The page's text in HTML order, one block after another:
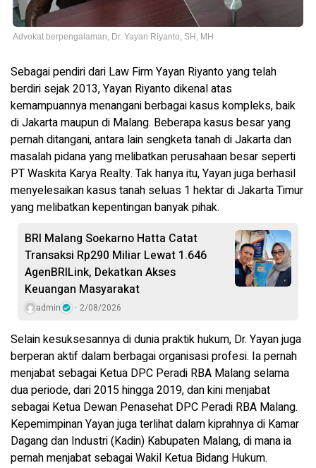
Advokat berpengalaman, Dr. Yayan Riyanto, SH, MH
Sebagai pendiri dari Law Firm Yayan Riyanto yang telah
berdiri sejak 2013, Yayan Riyanto dikenal atas
kemampuannya menangani berbagai kasus kompleks, baik
di Jakarta maupun di Malang. Beberapa kasus besar yang
pernah ditangani, antara lain sengketa tanah di Jakarta dan
masalah pidana yang melibatkan perusahaan besar seperti
PT Waskita Karya Realty. Tak hanya itu, Yayan juga berhasil
menyelesaikan kasus tanah seluas 1 hektar di Jakarta Timur
yang melibatkan kepentingan banyak pihak.
BRI Malang Soekarno Hatta Catat
Transaksi Rp290 Miliar Lewat 1.646
AgenBRILink, Dekatkan Akses
Keuangan Masyarakat
admin 2/08/2026
Selain kesuksesannya di dunia praktik hukum, Dr. Yayan juga
berperan aktif dalam berbagai organisasi profesi. Ia pernah
menjabat sebagai Ketua DPC Peradi RBA Malang selama
dua periode, dari 2015 hingga 2019, dan kini menjabat
sebagai Ketua Dewan Penasehat DPC Peradi RBA Malang.
Kepemimpinan Yayan juga terlihat dalam kiprahnya di Kamar
Dagang dan Industri (Kadin) Kabupaten Malang, di mana ia
pernah menjabat sebagai Wakil Ketua Bidang Hukum.